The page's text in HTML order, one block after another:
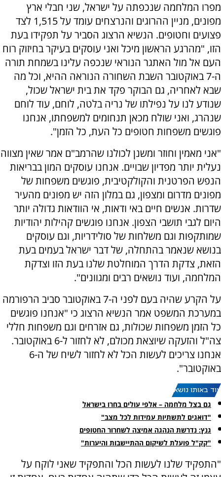
מפרו המלחמה שנכפתה על ישראל, שני חבלי ארץ
מפונים, מניין ההרוגים והנרצחים עומד על 1,515 לצד
פצועים וחטופים. הנשיא הרצוג הסביר על תפקידו בעת
הזו, "מהרגע הראשון מיכל ואני עוסקים בעיקר בחיזוק רוח
העם אל מול האתגר הנוראי שנכפה עלינו בשמחת תורה
ה-7 באוקטובר השבת השחורה הנוראה ההיא, וכל מה
שבא לאחריה, גם הבוקר פקד את בית ישראל שכול,
שנודע לנו על נפילתו של נריה בלטה, לוחם, עוד לוחם
שנהרג, ואני שולח מכאן תנחומים למשפחתו, אנחנו
פוגשים משפחות חטופים כל העת, כל הזמן".
"אני מאמין וחוזר ומשנן לכולנו שהרמב"ם אמר שאין מצווה
נעלית יותר מפדיון שבויים. אנחנו עוסקים המון בבריאות
הנפש הפרטנית והקולקטיבית, פוגשים משפחות של
מפונים מדרום ומצפון, גם במלון הזה יש מפונים מהעיר
שדרות. אנשים חיים באי ודאות, אי הוודאות גדולה יותר
היום לגבי תושבי הצפון. אנחנו פוגשים קהילות יהודיות
שמותקפות וגם משלחות של סולידריות, וגם עוסקים
בנושא שנאמר בהתחלה, של דבר ישראל בעמים בעת
הזאת, צדקת הדרך המוחלטת שלנו בעת הזו וצדקת
המלחמה, ועוד נושאים רבים ומגוונים".
על הקרע שהיה בעם לפני ה-7 באוקטובר סביב הרפורמה
במערכת המשפט אמר הנשיא הרצוג כי "אנחנו פוגשים
כל הזמן משפחות שכולות, גם אזרחים וגם משפחות חללי
צה"ל והזעקה שיוצאת מכולם, לא לחזור ל-6 באוקטובר.
אנחנו צריכים לעשות הכל לא לחזור לשיח של ה-6
באוקטובר".
עוד באותו נושא:
גם בצל מלחמה – אלפי עולים בחרו בישראל
"דואגים לתשתיות עמידות לכל מצב"
גנץ: נדרשת הנהגה אמיצה לשחרור החטופים
"קק"ל פועלת לשיקום ההתיישבות והיערות"
"התפקיד שלנו לעשות הכל והתפקיד שאני לוקח על